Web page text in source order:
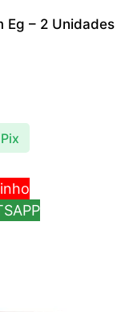
Eg – 2 Unidades